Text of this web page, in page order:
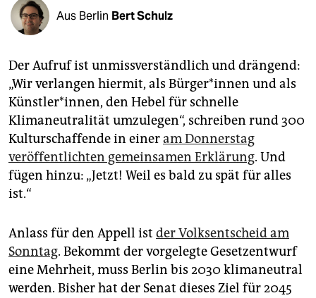
shop
fragen & hilfe
unterstützen
abo
genossenschaft
epaper login
Aus Berlin Bert Schulz
Der Aufruf ist unmissverständlich und drängend:
„Wir verlangen hiermit, als Bür­ge­r*in­nen und als
Künstler*innen, den Hebel für schnelle
Klimaneutralität umzulegen“, schreiben rund 300
Kulturschaffende in eineram Donnerstag
veröffentlichten gemeinsamen Erklärung. Und
fügen hinzu: „Jetzt! Weil es bald zu spät für alles
ist.“
Anlass für den Appell ist der Volksentscheid am
Sonntag. Bekommt der vorgelegte Gesetzentwurf
eine Mehrheit, muss Berlin bis 2030 klimaneutral
werden. Bisher hat der Senat dieses Ziel für 2045